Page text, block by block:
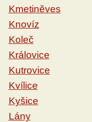
Kmetiněves
Knovíz
Koleč
Královice
Kutrovice
Kvílice
Kyšice
Lány